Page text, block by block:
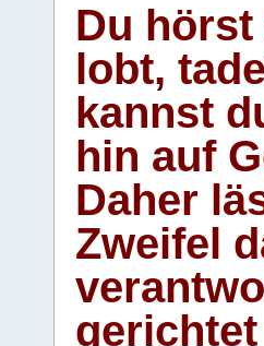
Du
lobt,
kannst
hin auf
Daher
Zweifel